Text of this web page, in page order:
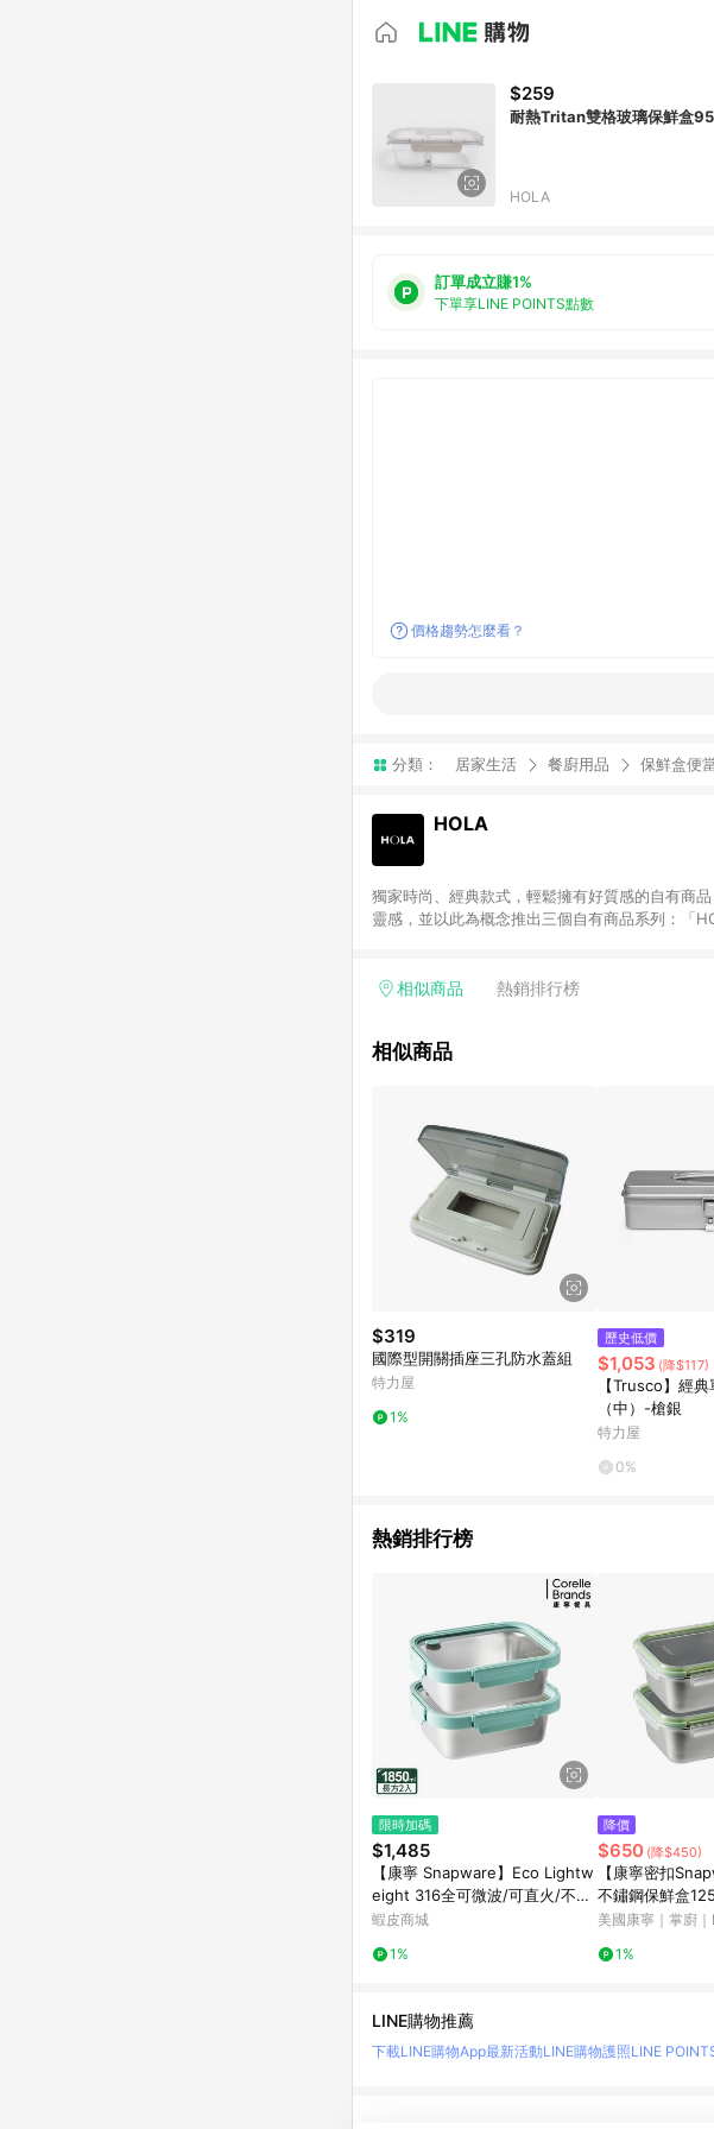
$259
耐熱Tritan雙格玻璃保鮮盒
HOLA
訂單成立賺1%
下單享LINE POINTS點數
價格趨勢怎麼看？
分類： 居家生活 餐廚用品 保鮮盒便
HOLA
獨家時尚、經典款式，輕鬆擁有好質感的自有商
靈感，並以此為概念推出三個自有商品系列：「
時，HOLA自有商品皆通過專業檢測，讓愛家人
相似商品 熱銷排行榜
相似商品
$319
國際型開關插座三孔防水蓋組
特力屋
1%
歷史低價
$1,053 (降$117)
【Trusco】經
（中）-槍銀
特力屋
0%
熱銷排行榜
限時加碼
$1,485
【康寧 Snapware】Eco Lightw
eight 316全可微波/可直火/不鏽
鋼保鮮盒1850ML*2(B03)
蝦皮商城
1%
降價
$650 (降$450)
【康寧密扣
不鏽鋼保鮮盒
美國康寧｜掌廚
1%
LINE購物推薦
下載LINE購物App最新活動LINE購物護照LINE